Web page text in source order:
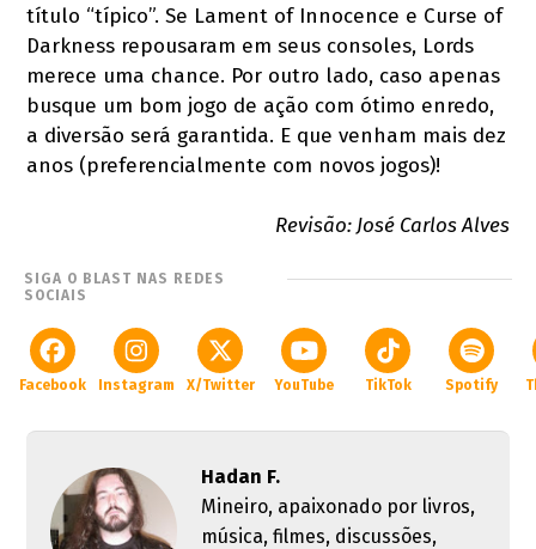
título “típico”. Se Lament of Innocence e Curse of
Darkness repousaram em seus consoles, Lords
merece uma chance. Por outro lado, caso apenas
busque um bom jogo de ação com ótimo enredo,
a diversão será garantida. E que venham mais dez
anos (preferencialmente com novos jogos)!
Revisão: José Carlos Alves
SIGA O BLAST NAS REDES
SOCIAIS
Facebook Instagram X/Twitter YouTube TikTok Spotify
Hadan F.
Mineiro, apaixonado por livros,
música, filmes, discussões,